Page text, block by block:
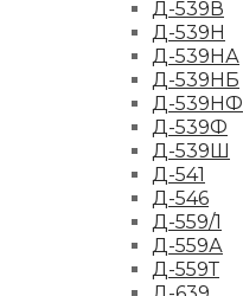
Д-539В
Д-539Н
Д-539НА
Д-539НБ
Д-539НФ
Д-539Ф
Д-539Ш
Д-541
Д-546
Д-559/1
Д-559А
Д-559Т